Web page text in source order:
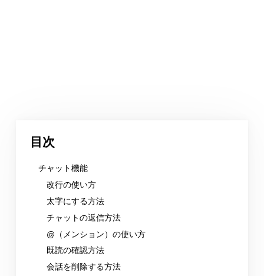
目次
チャット機能
改行の使い方
太字にする方法
チャットの返信方法
@（メンション）の使い方
既読の確認方法
会話を削除する方法